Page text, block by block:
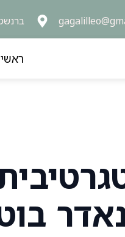
ברנשטיין 31
ראשי